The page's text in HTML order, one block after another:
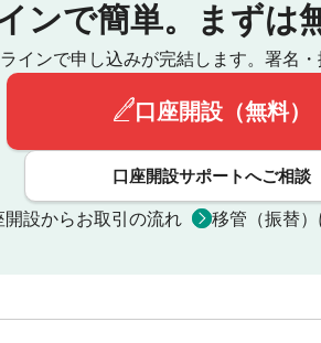
ンで簡単。 まずは
インで申し込みが完結します。 署名・
口座開設（無料）
口座開設サポートへご相談
開設からお取引の流れ 移管（振替